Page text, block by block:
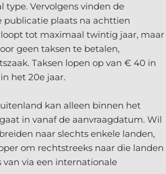
type. Vervolgens vinden de
publicatie plaats na achttien
tot maximaal twintig jaar, maar
geen taksen te betalen,
Taksen lopen op van € 40 in
het 20e jaar.
kan alleen binnen het
in vanaf de aanvraagdatum. Wil
naar slechts enkele landen,
om rechtstreeks naar die landen
via een internationale